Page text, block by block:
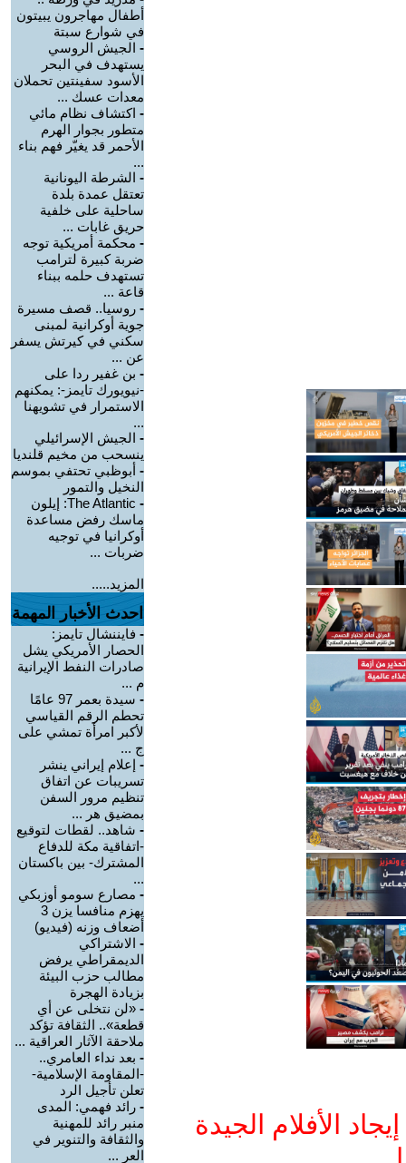
الأفلام الجيدة
أطفال مهاجرون يبيتون
في شوارع سبتة
- الجيش الروسي
يستهدف في البحر
الأسود سفينتين تحملان
معدات عسك ...
- اكتشاف نظام مائي
متطور بجوار الهرم
الأحمر قد يغيّر فهم بناء
...
- الشرطة اليونانية
تعتقل عمدة بلدة
ساحلية على خلفية
حريق غابات ...
- محكمة أمريكية توجه
ضربة كبيرة لترامب
تستهدف حلمه ببناء
قاعة ...
- روسيا.. قصف مسيرة
جوية أوكرانية لمبنى
سكني في كيرتش يسفر
عن ...
- بن غفير ردا على
-نيويورك تايمز-: يمكنهم
الاستمرار في تشويهنا
...
- الجيش الإسرائيلي
ينسحب من مخيم قلنديا
- أبوظبي تحتفي بموسم
النخيل والتمور
-
The Atlantic: إيلون
ماسك رفض مساعدة
أوكرانيا في توجيه
ضربات ...
المزيد.....
احدث الأخبار المهمة
- فايننشال تايمز:
الحصار الأمريكي يشل
صادرات النفط الإيرانية
م ...
-
سيدة بعمر 97 عامًا
تحطم الرقم القياسي
لأكبر امرأة تمشي على
ج ...
- إعلام إيراني ينشر
تسريبات عن اتفاق
تنظيم مرور السفن
بمضيق هر ...
- شاهد.. لقطات لتوقيع
-اتفاقية مكة للدفاع
المشترك- بين باكستان
...
- مصارع سومو أوزبكي
يهزم منافسا يزن 3
أضعاف وزنه (فيديو)
- الاشتراكي
الديمقراطي يرفض
مطالب حزب البيئة
بزيادة الهجرة
- «لن نتخلى عن أي
قطعة».. الثقافة تؤكد
ملاحقة الآثار العراقية ...
- بعد نداء العامري..
-المقاومة الإسلامية-
تعلن تأجيل الرد
- رائد فهمي: المدى
منبر رائد للمهنية
والثقافة والتنوير في
العر ...